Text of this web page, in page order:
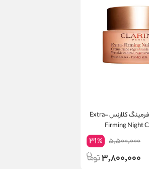
کرم شب اکسترا فرمینگ کلارنس Extra-
Firming Night
5,500,000
31%
3,800,000